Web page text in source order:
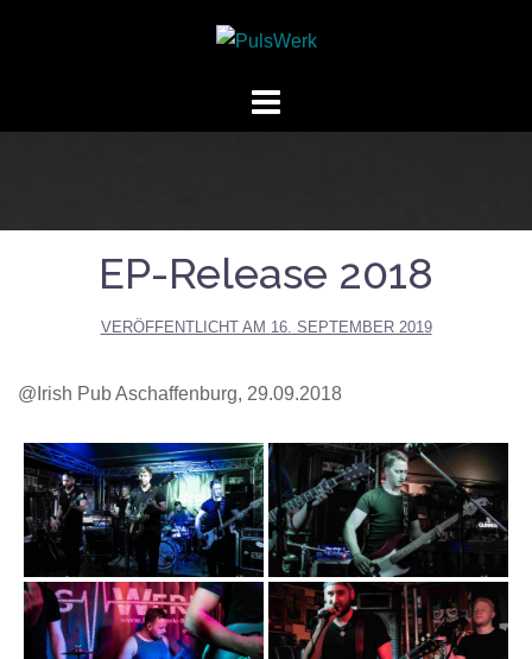
EP-Release 2018
VERÖFFENTLICHT AM 16. SEPTEMBER 2019
@Irish Pub Aschaffenburg, 29.09.2018